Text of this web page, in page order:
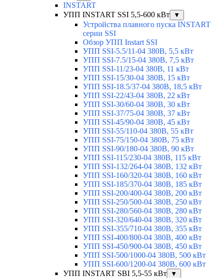
INSTART
УПП INSTART SSI 5,5-600 кВт
▼
Устройства плавного пуска INSTART
серии SSI
Обзор УПП Instart SSI
УПП SSI-5.5/11-04 380В, 5,5 кВт
УПП SSI-7.5/15-04 380В, 7,5 кВт
УПП SSI-11/23-04 380В, 11 кВт
УПП SSI-15/30-04 380В, 15 кВт
УПП SSI-18.5/37-04 380В, 18,5 кВт
УПП SSI-22/43-04 380В, 22 кВт
УПП SSI-30/60-04 380В, 30 кВт
УПП SSI-37/75-04 380В, 37 кВт
УПП SSI-45/90-04 380В, 45 кВт
УПП SSI-55/110-04 380В, 55 кВт
УПП SSI-75/150-04 380В, 75 кВт
УПП SSI-90/180-04 380В, 90 кВт
УПП SSI-115/230-04 380В, 115 кВт
УПП SSI-132/264-04 380В, 132 кВт
УПП SSI-160/320-04 380В, 160 кВт
УПП SSI-185/370-04 380В, 185 кВт
УПП SSI-200/400-04 380В, 200 кВт
УПП SSI-250/500-04 380В, 250 кВт
УПП SSI-280/560-04 380В, 280 кВт
УПП SSI-320/640-04 380В, 320 кВт
УПП SSI-355/710-04 380В, 355 кВт
УПП SSI-400/800-04 380В, 400 кВт
УПП SSI-450/900-04 380В, 450 кВт
УПП SSI-500/1000-04 380В, 500 кВт
УПП SSI-600/1200-04 380В, 600 кВт
УПП INSTART SBI 5,5-55 кВт
▼